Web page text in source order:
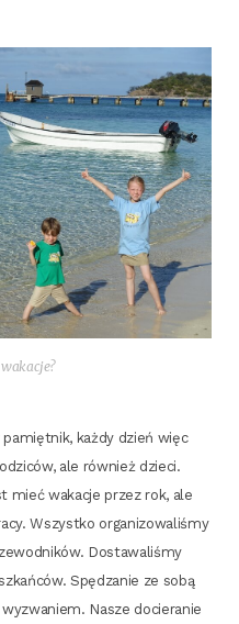
każ­dy dzień więc
ale rów­nież dzie­ci.
mieć waka­cje przez rok, ale
Wszyst­ko orga­ni­zo­wa­li­śmy
Dosta­wa­li­śmy
Spę­dza­nie ze sobą
Nasze docie­ra­nie